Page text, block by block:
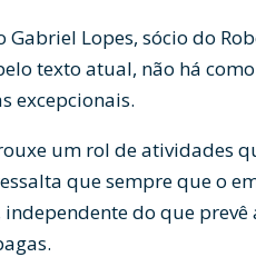
Gabriel Lopes, sócio do
texto atual, não há
excepcionais.
um rol de atividades
que sempre que o
do que prevê